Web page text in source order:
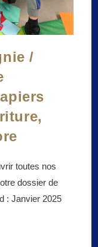
/
toutes nos
dossier de
: Janvier 2025